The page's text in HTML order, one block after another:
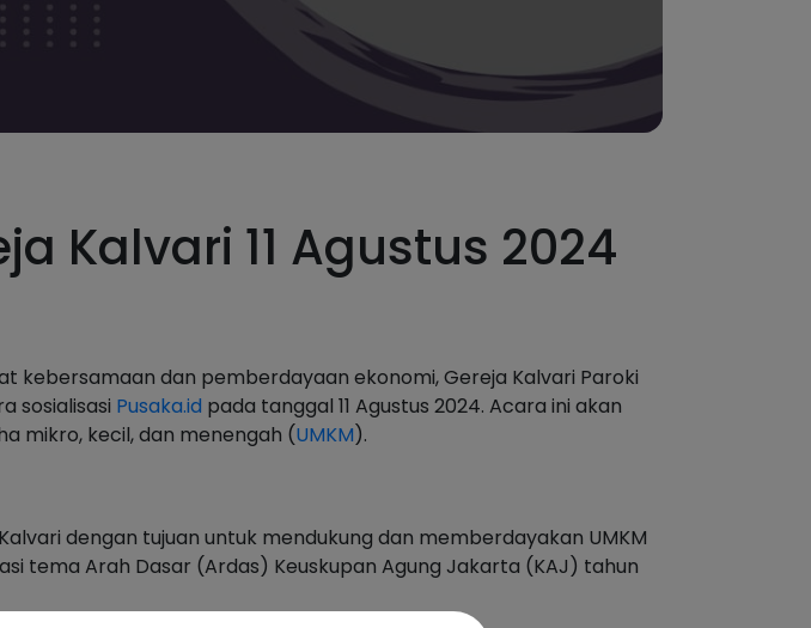
Kalvari 11 Agustus 2024
kebersamaan dan pemberdayaan ekonomi, Gereja Kalvari Paroki
sosialisasi Pusaka.id pada tanggal 11 Agustus 2024. Acara ini akan
mikro, kecil, dan menengah (UMKM).
dengan tujuan untuk mendukung dan memberdayakan UMKM
tema Arah Dasar (Ardas) Keuskupan Agung Jakarta (KAJ) tahun